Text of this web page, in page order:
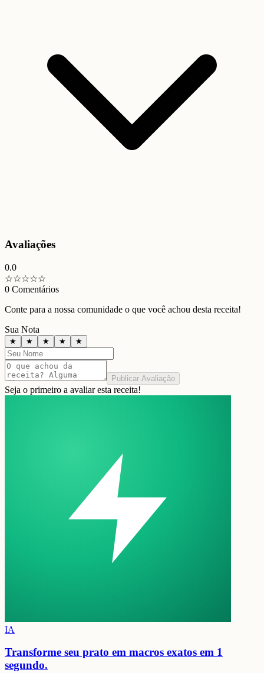
Avaliações
0.0
☆☆☆☆☆
0 Comentários
Conte para a nossa comunidade o que você achou desta receita!
Sua Nota
★ ★ ★ ★ ★
Publicar Avaliação
Seja o primeiro a avaliar esta receita!
IA
Transforme seu prato em macros exatos em 1
segundo.